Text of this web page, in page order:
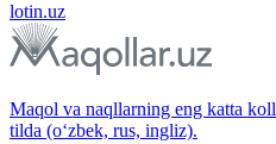
lotin.uz
Maqol va naqllarning eng katta
tilda (o‘zbek, rus, ingliz).